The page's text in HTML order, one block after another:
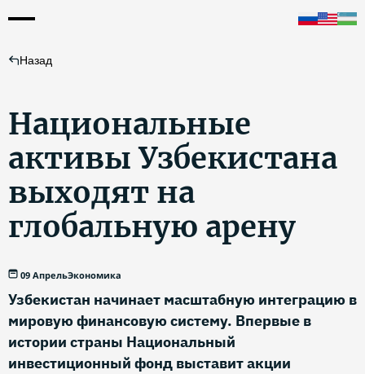
Назад
Национальные
активы Узбекистана
выходят на
глобальную арену
09 АпрельЭкономика
Узбекистан начинает масштабную интеграцию в
мировую финансовую систему. Впервые в
истории страны Национальный
инвестиционный фонд выставит акции